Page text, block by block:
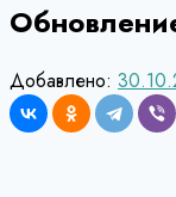
Добавлено: